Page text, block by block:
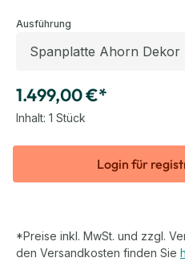
Ausführung
1.499,00 €*
Inhalt: 1 Stück
Login für
*Preise inkl. MwSt. und zzgl.
den Versandkosten finden Sie